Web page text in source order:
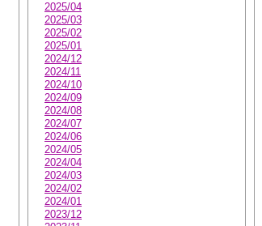
2025/04
2025/03
2025/02
2025/01
2024/12
2024/11
2024/10
2024/09
2024/08
2024/07
2024/06
2024/05
2024/04
2024/03
2024/02
2024/01
2023/12